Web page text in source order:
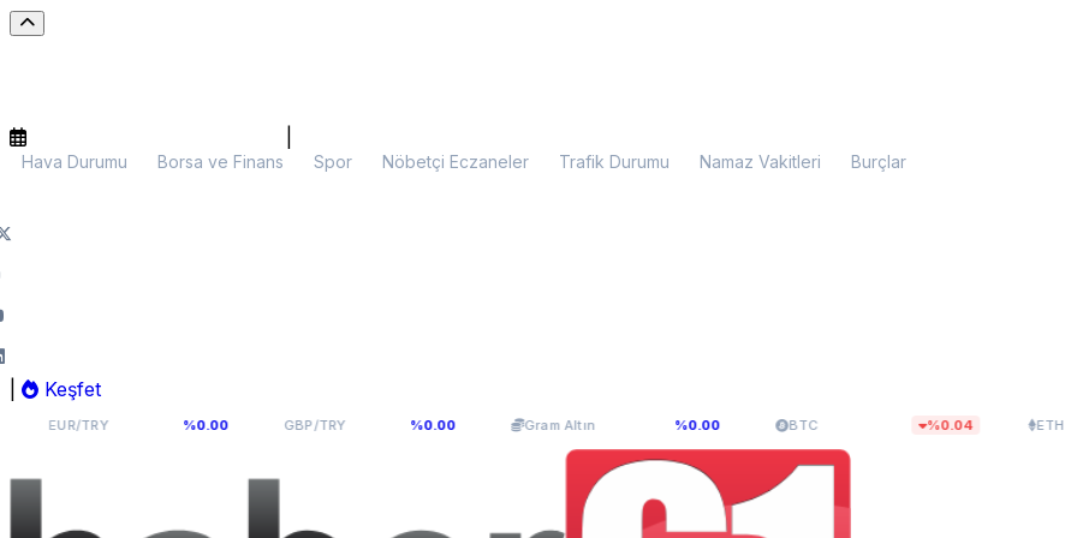
Hava Durumu Borsa ve Finans Spor Nöbetçi Eczaneler Trafik Durumu Namaz Vakitleri Burçlar
Keşfet
54,9398 GBP/TRY 64,131 %0.00 Gram Altın6.099,28 $64.955,15 ETH $1.915,00